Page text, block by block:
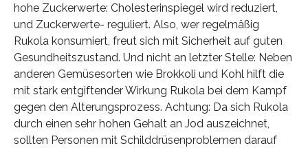
hohe Zuckerwerte: Cholesterinspiegel wird reduziert,
und Zuckerwerte- reguliert. Also, wer regelmäßig
Rukola konsumiert, freut sich mit Sicherheit auf guten
Gesundheitszustand. Und nicht an letzter Stelle: Neben
anderen Gemüsesorten wie Brokkoli und Kohl hilft die
mit stark entgiftender Wirkung Rukola bei dem Kampf
gegen den Alterungsprozess. Achtung: Da sich Rukola
durch einen sehr hohen Gehalt an Jod auszeichnet,
sollten Personen mit Schilddrüsenproblemen darauf